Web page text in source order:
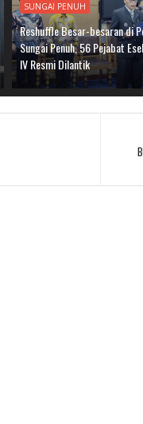
SUNGAI PENUH
Reshuffle Besar-besaran di
Sungai Penuh, 56 Pejabat
IV Resmi Dilantik